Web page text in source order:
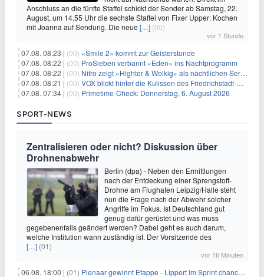
Anschluss an die fünfte Staffel schickt der Sender ab Samstag, 22.
August, um 14.55 Uhr die sechste Staffel von Fixer Upper: Kochen
mit Joanna auf Sendung. Die neue […] (00)
vor 1 Stunde
07.08. 08:23 | (00) «Smile 2» kommt zur Geisterstunde
07.08. 08:22 | (00) ProSieben verbannt «Eden» ins Nachtprogramm
07.08. 08:22 | (00) Nitro zeigt «Highter & Wolkig» als nächtlichen Serienmarathon
07.08. 08:21 | (00) VOX blickt hinter die Kulissen des Friedrichstadt-Palasts
07.08. 07:34 | (00) Primetime-Check: Donnerstag, 6. August 2026
SPORT-NEWS
Zentralisieren oder nicht? Diskussion über
Drohnenabwehr
Berlin (dpa) - Neben den Ermittlungen
nach der Entdeckung einer Sprengstoff-
Drohne am Flughafen Leipzig/Halle steht
nun die Frage nach der Abwehr solcher
Angriffe im Fokus. Ist Deutschland gut
genug dafür gerüstet und was muss
gegebenenfalls geändert werden? Dabei geht es auch darum,
welche Institution wann zuständig ist. Der Vorsitzende des
[…] (01)
vor 16 Minuten
06.08. 18:00 | (01) Pienaar gewinnt Etappe - Lippert im Sprint chancenlos